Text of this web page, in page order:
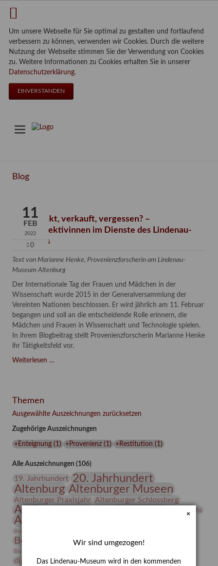
Um unsere Webseite für Sie optimal zu gestalten und fortlaufend
verbessern zu können, verwenden wir Cookies. Durch die weitere
Nutzung der Webseite stimmen Sie der Verwendung von Cookies
zu. Weitere Informationen zu Cookies erhalten Sie in unserer
Datenschutzerklärung.
EINVERSTANDEN
Blog
11
FEB
2022
0
Verschenkt, verkauft, vergessen? –
Kunstdetektivinnen im Dienste des Lindenau-
Museums
Text von Marianne Henke, Provenienzforscherin am Lindenau-
Museum Altenburg
Der Internationale Tag der Frauen und Mädchen in der
Wissenschaft wurde 2015 in der Generalversammlung der
Vereinten Nationen beschlossen. Er wird jährlich am 11. Februar
begangen und soll an die entscheidende Rolle erinnern, die
Mädchen und Frauen in Wissenschaft und Technologie spielen.
In ihrem Blogbeitrag stellt Provenienzforscherin Marianne Henke
ihr Tätigkeitsfeld vor.
Weiterlesen …
im
des
Lindenau-
Themen
Ausgewählte Auszeichnungen zurücksetzen
Zugehörige Auszeichnungen
+Enteignung(1 ) +Provenienz(1 ) +Restitution (1 )
Alle Auszeichnungen (106)
19. Jahrhundert 20. Jahrhundert
Altenburg Altenburger Museen
Altenburger Praxisjahr Altenburger Schlossberg
Antike Asta Gröting
Ausstellung
Ausstellung „Vier Winde“
Bernhard August von Lindenau
Burg Posterstein
digitallabor Entartete Kunst
Enteignung
×
Wir sind umgezogen!
Das Lindenau-Museum wird in den kommenden